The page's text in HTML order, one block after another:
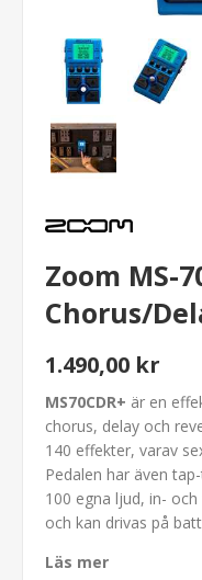
Zoom MS-
Chorus/
1.490,00 kr
MS70CDR+ är en
chorus, delay och
140 effekter, varav
Pedalen har även
100 egna ljud, in-
och kan drivas på
Läs mer